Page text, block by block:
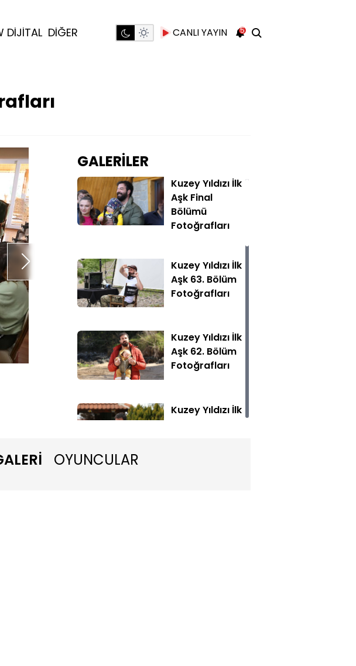
DİJİTAL DİĞER CANLI YAYIN 5
Kuzey Yıldızı İlk Aşk yeni bölümüyle Cumartesi 20.00'de Show
GALERİLER
Kuzey Yıldızı İlk
Aşk Final
Bölümü
Fotoğrafları
Kuzey Yıldızı İlk
Aşk 63. Bölüm
Fotoğrafları
Kuzey Yıldızı İlk
Aşk 62. Bölüm
Fotoğrafları
Kuzey Yıldızı İlk
OYUNCULAR